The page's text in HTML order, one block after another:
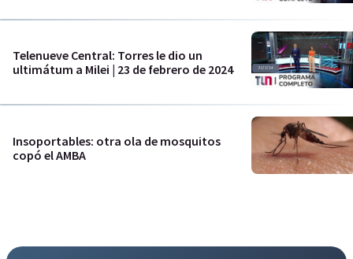
Telenueve Central: Torres le dio un
ultimátum a Milei | 23 de febrero de 2024
Insoportables: otra ola de mosquitos
copó el AMBA